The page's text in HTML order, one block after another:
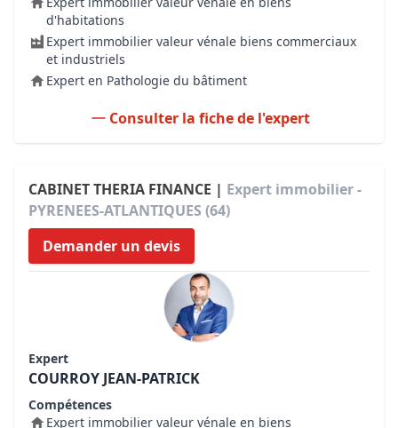
d'habitations
Expert immobilier valeur vénale biens commerciaux
et industriels
Expert en Pathologie du bâtiment
Consulter la fiche de l'expert
CABINET THERIA FINANCE | Expert immobilier -
PYRENEES-ATLANTIQUES (64)
Demander un devis
Expert
COURROY JEAN-PATRICK
Compétences
Expert immobilier valeur vénale en biens